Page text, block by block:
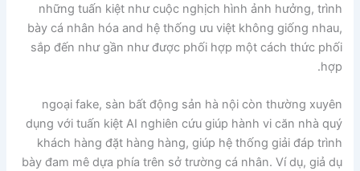
những tuấn kiệt như cuộc nghịch hình ảnh hưởng, trình
bày cá nhân hóa and hệ thống ưu việt không giống nhau,
sắp đến như gần như được phối hợp một cách thức phối
hợp.
ngoại fake, sàn bất động sản hà nội còn thường xuyên
dụng với tuấn kiệt AI nghiên cứu giúp hành vi căn nhà quý
khách hàng đặt hàng hàng, giúp hệ thống giải đáp trình
bày đam mê dựa phía trên sở trường cá nhân. Ví dụ, giả dụ